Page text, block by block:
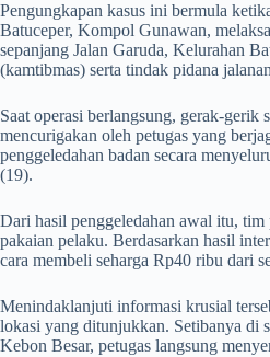
​Pengungkapan kasus ini bermula
Batuceper, Kompol Gunawan,
sepanjang Jalan Garuda, Kelurahan
(kamtibmas) serta tindak pidana
​Saat operasi berlangsung, gerak-
mencurigakan oleh petugas yang
penggeledahan badan secara
(19).
​Dari hasil penggeledahan awal itu,
pakaian pelaku. Berdasarkan hasil
cara membeli seharga Rp40 ribu dari
​Menindaklanjuti informasi krusial
lokasi yang ditunjukkan. Setibanya di
Kebon Besar, petugas langsung